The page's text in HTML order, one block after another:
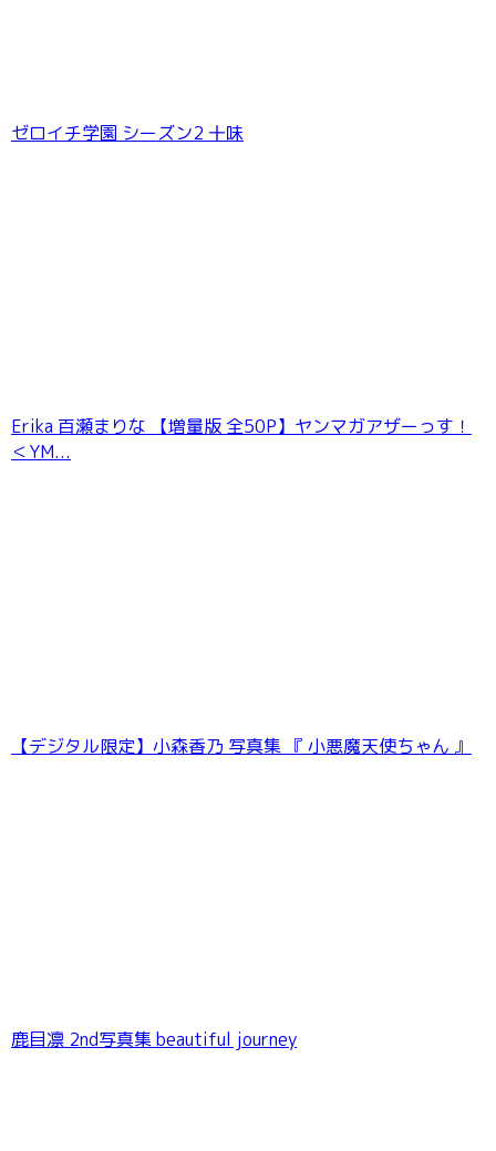
井上晴美ラスト写真集 或る女
ゼロイチ学園 シーズン2 十味
Erika 百瀬まりな 【増量版 全50P】ヤンマガアザーっす！
＜YM...
【デジタル限定】小森香乃 写真集 『 小悪魔天使ちゃん 』
鹿目凛 2nd写真集 beautiful journey